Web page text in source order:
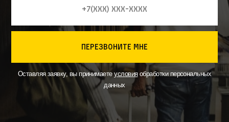
перезвоните мне
Оставляя заявку, вы принимаетеусловияобработки персональных
данных